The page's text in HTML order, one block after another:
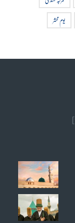
یوم محشر